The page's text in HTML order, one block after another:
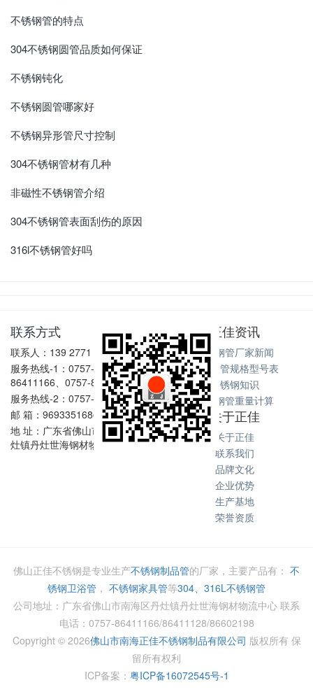
不锈钢管的特点
304不锈钢圆管品质如何保证
不锈钢钝化
不锈钢圆管哪家好
不锈钢异形管尺寸控制
304不锈钢管材有几种
非磁性不锈钢管介绍
304不锈钢管表面刮伤的原因
316l不锈钢管好吗
联系方式
联系人：139 2771 6167
服务热线-1：0757-
86411166、0757-86411128
服务热线-2：0757-86602198
邮 箱：969335168@qq.com
地 址：广东省佛山市南海区丹
灶镇丹灶世海钢材物流中心
正佳资讯
不锈钢管厂家新闻
不锈钢管规格型号表
不锈钢知识
不锈钢管重量计算
关于正佳
关于正佳
联系我们
品牌文化
企业优势
生产基地
荣誉资质
佛山正佳不锈钢是专业生产不锈钢制品管的厂家，主要产品有： 不
锈钢卫浴管 ， 不锈钢家具管等304、316L不锈钢管
公司地址：广东省佛山市南海区丹灶镇丹灶世海钢材物流中心 联系
电话：0757-86411166/86411128/86602198
Copyright © 2026佛山市南海正佳不锈钢制品有限公司 版权所有 保
留所有权利
ICP备案： 粤ICP备16072545号-1